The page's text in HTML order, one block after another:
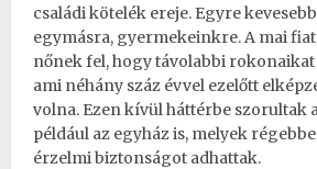
családi kötelék ereje. Egyre
egymásra, gyermekeinkre. A mai
nőnek fel, hogy távolabbi
ami néhány száz évvel ezelőtt
volna. Ezen kívül háttérbe szorultak
például az egyház is, melyek
érzelmi biztonságot adhattak.